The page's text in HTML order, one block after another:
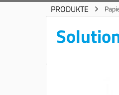
PRODUKTE